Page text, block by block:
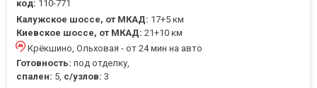
код: 110-771
Калужское шоссе, от МКАД: 17+5 км
Киевское шоссе, от МКАД: 21+10 км
Крёкшино, Ольховая - от 24 мин на авто
Готовность: под отделку,
спален: 5, с/узлов: 3